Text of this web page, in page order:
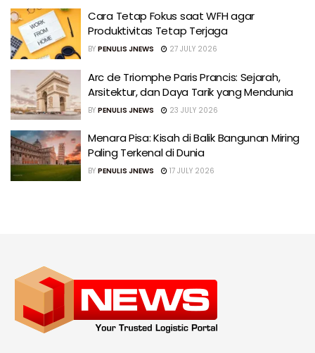
Cara Tetap Fokus saat WFH agar
Produktivitas Tetap Terjaga
BY PENULIS JNEWS 27 JULY 2026
Arc de Triomphe Paris Prancis: Sejarah,
Arsitektur, dan Daya Tarik yang Mendunia
BY PENULIS JNEWS 23 JULY 2026
Menara Pisa: Kisah di Balik Bangunan Miring
Paling Terkenal di Dunia
BY PENULIS JNEWS 17 JULY 2026